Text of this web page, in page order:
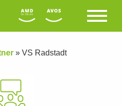
» VS Radstadt